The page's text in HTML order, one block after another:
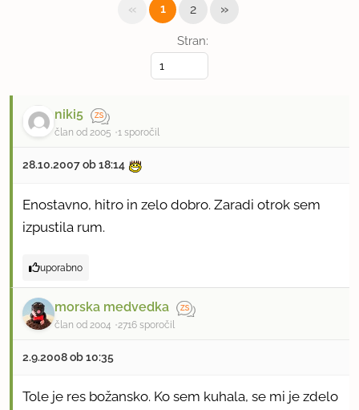
Stran:
« 1 2 »
niki5
član od 2005 1 sporočil
28.10.2007 ob 18:14
Enostavno, hitro in zelo dobro. Zaradi otrok sem
izpustila rum.
uporabno
morska medvedka
član od 2004 2716 sporočil
2.9.2008 ob 10:35
Tole je res božansko. Ko sem kuhala, se mi je zdelo